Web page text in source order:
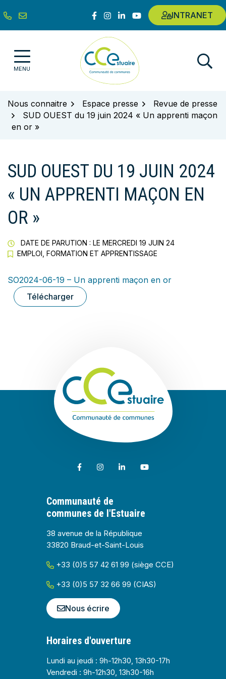
au
contenu
Lien vers le compte Facebook
Lien vers le compte Instagram
Lien vers le compte Linkedin
Lien vers la chaîne Youtube
INTRANET
MENU Communauté de communes de
Nous connaitre Espace presse
Revue de presse
SUD OUEST du 19 juin 2024 « Un apprenti maçon
en or »
SUD OUEST DU 19 JUIN 2024
« UN APPRENTI MAÇON EN
OR »
DATE DE PARUTION : LE MERCREDI 19 JUIN 24
EMPLOI, FORMATION ET APPRENTISSAGE
SO2024-06-19 – Un apprenti maçon en or
Télécharger
Lien vers le compte Facebook
Lien vers le compte Instagram
Lien vers le compte Linkedin
Lien vers la chaîne
Communauté de
communes de l'Estuaire
38 avenue de la République
33820 Braud-et-Saint-Louis
+33 (0)5 57 42 61 99 (siège CCE)
+33 (0)5 57 32 66 99 (CIAS)
Nous écrire
Horaires d'ouverture
Lundi au jeudi : 9h-12h30, 13h30-17h
Vendredi : 9h-12h30, 13h30-16h